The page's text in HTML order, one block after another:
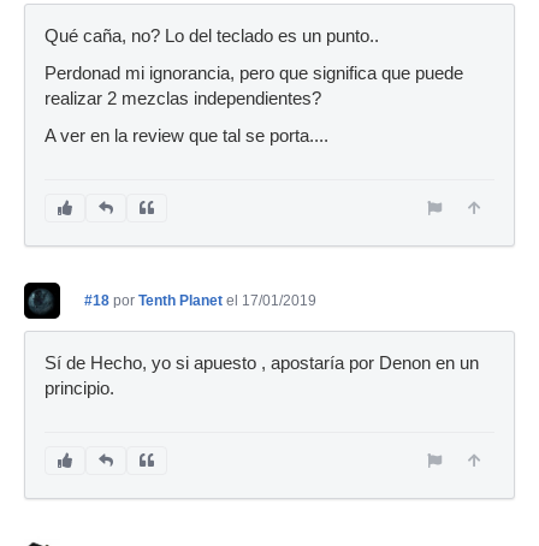
Qué caña, no? Lo del teclado es un punto..
Perdonad mi ignorancia, pero que significa que puede
realizar 2 mezclas independientes?
A ver en la review que tal se porta....
#18 por Tenth Planet el 17/01/2019
Sí de Hecho, yo si apuesto , apostaría por Denon en un
principio.